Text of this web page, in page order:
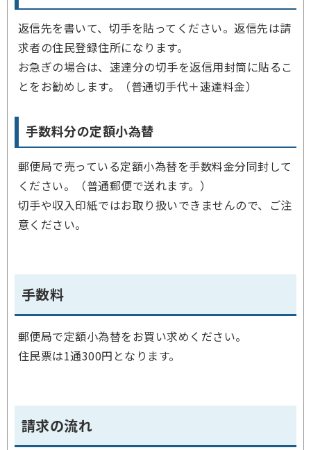
返信先を書いて、切手を貼ってください。返信先は請
求者の住民登録住所になります。
お急ぎの場合は、速達分の切手を返信用封筒に貼るこ
とをお勧めします。（普通切手代＋速達料金）
手数料分の定額小為替
郵便局で売っている定額小為替を手数料金分同封して
ください。（普通郵便で送れます。）
切手や収入印紙ではお取り扱いできませんので、ご注
意ください。
手数料
郵便局で定額小為替をお買い求めください。
住民票は1通300円となります。
請求の流れ